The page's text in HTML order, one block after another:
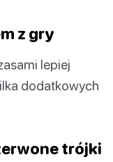
z gry
lepiej
dodatkowych
trójki